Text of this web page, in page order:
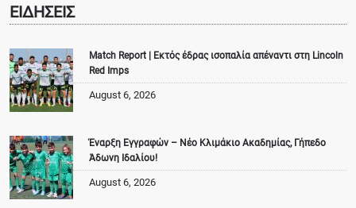
ΕΙΔΗΣΕΙΣ
Match Report | Εκτός έδρας ισοπαλία απέναντι στη Lincoln
Red Imps
August 6, 2026
Έναρξη Εγγραφών – Νέο Κλιμάκιο Ακαδημίας, Γήπεδο
Άδωνη Ιδαλίου!
August 6, 2026